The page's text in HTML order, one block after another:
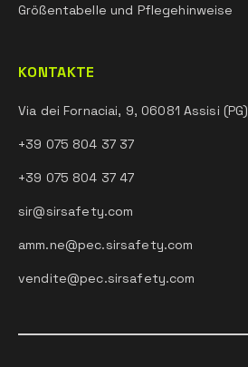
Größentabelle und Pflegehinweise
KONTAKTE
Via dei Fornaciai, 9, 06081 Assisi
+39 075 804 37 37
+39 075 804 37 47
sir@sirsafety.com
amm.ne@pec.sirsafety.com
vendite@pec.sirsafety.com